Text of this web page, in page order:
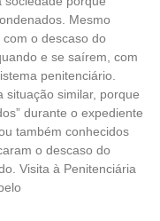
Mesmo
o descaso do
e se saírem, com
penitenciário.
situação similar, porque
durante o expediente
também conhecidos
o descaso do
Visita à Penitenciária